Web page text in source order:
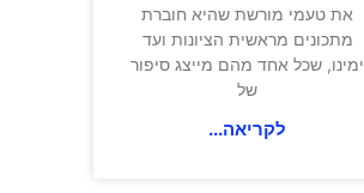
את טעמי מורשת שהיא חוברת
מתכונים מראשית הציונות ועד
ימינו, שכל אחד מהם מייצג סיפור
של
לקריאה...